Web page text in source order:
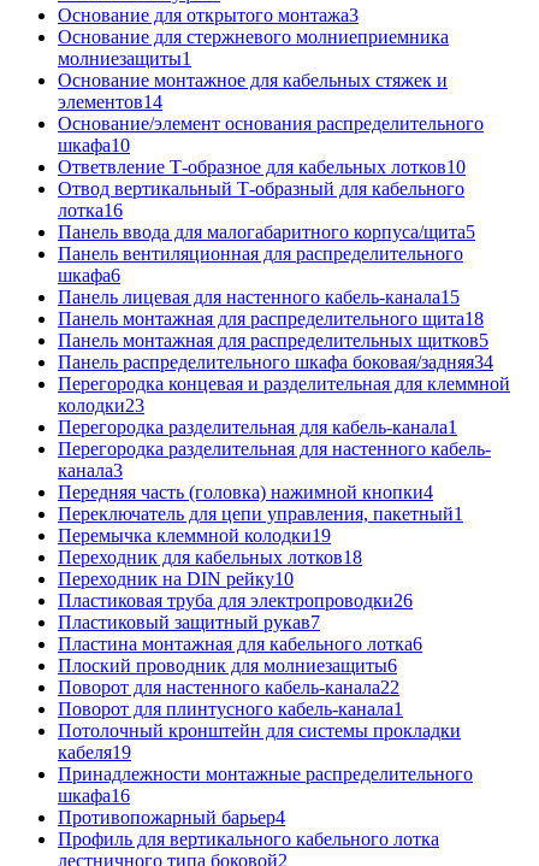
Основание для открытого монтажа3
Основание для стержневого молниеприемника
молниезащиты1
Основание монтажное для кабельных стяжек и
элементов14
Основание/элемент основания распределительного
шкафа10
Ответвление Т-образное для кабельных лотков10
Отвод вертикальный Т-образный для кабельного
лотка16
Панель ввода для малогабаритного корпуса/щита5
Панель вентиляционная для распределительного
шкафа6
Панель лицевая для настенного кабель-канала15
Панель монтажная для распределительного щита18
Панель монтажная для распределительных щитков5
Панель распределительного шкафа боковая/задняя34
Перегородка концевая и разделительная для клеммной
колодки23
Перегородка разделительная для кабель-канала1
Перегородка разделительная для настенного кабель-
канала3
Передняя часть (головка) нажимной кнопки4
Переключатель для цепи управления, пакетный1
Перемычка клеммной колодки19
Переходник для кабельных лотков18
Переходник на DIN рейку10
Пластиковая труба для электропроводки26
Пластиковый защитный рукав7
Пластина монтажная для кабельного лотка6
Плоский проводник для молниезащиты6
Поворот для настенного кабель-канала22
Поворот для плинтусного кабель-канала1
Потолочный кронштейн для системы прокладки
кабеля19
Принадлежности монтажные распределительного
шкафа16
Противопожарный барьер4
Профиль для вертикального кабельного лотка
лестничного типа боковой2